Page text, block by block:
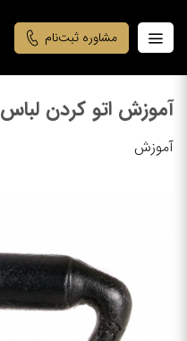
مشاوره ثبت‌نام
آموزش اتو کردن لباس
آموزش